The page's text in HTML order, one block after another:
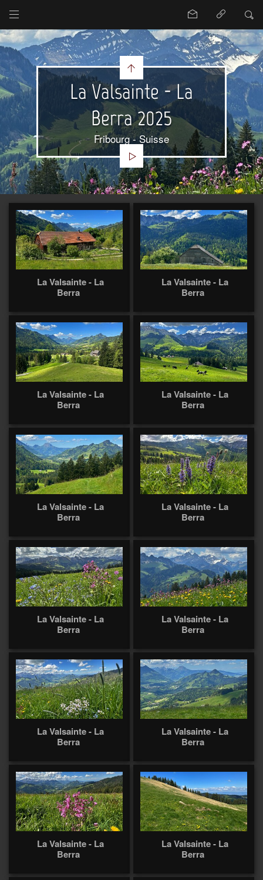
La Valsainte - La
Berra 2025
Fribourg - Suisse
La Valsainte - La
Berra
La Valsainte - La
Berra
La Valsainte - La
Berra
La Valsainte - La
Berra
La Valsainte - La
Berra
La Valsainte - La
Berra
La Valsainte - La
Berra
La Valsainte - La
Berra
La Valsainte - La
Berra
La Valsainte - La
Berra
La Valsainte - La
Berra
La Valsainte - La
Berra